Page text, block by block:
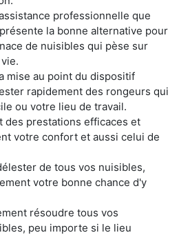
professionnelle que
la bonne alternative pour
de nuisibles qui pèse sur
mise au point du dispositif
rapidement des rongeurs qui
ou votre lieu de travail.
des prestations efficaces et
votre confort et aussi celui de
de tous vos nuisibles,
votre bonne chance d'y
résoudre tous vos
peu importe si le lieu